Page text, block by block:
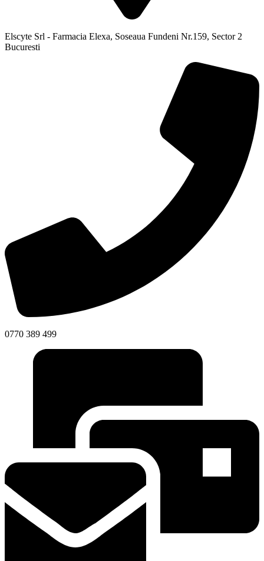
Elscyte Srl - Farmacia Elexa, Soseaua Fundeni Nr.159, Sector 2
Bucuresti
0770 389 499